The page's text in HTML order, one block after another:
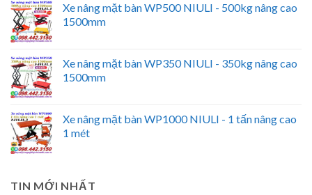
Xe nâng mặt bàn WP500 NIULI - 500kg nâng cao
1500mm
Xe nâng mặt bàn WP350 NIULI - 350kg nâng cao
1500mm
Xe nâng mặt bàn WP1000 NIULI - 1 tấn nâng cao
1 mét
TIN MỚI NHẤT